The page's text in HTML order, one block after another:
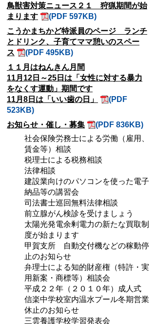
鳥獣害対策ニュース２１ 狩猟期間が始
まります
(PDF 597KB)
こうかまちかど特派員のページ ランチ
とドリンク、子育てママ憩いのスペー
ス
(PDF 495KB)
１１月はねんきん月間
11月12日～25日は「女性に対する暴力
をなくす運動」期間です
11月8日は「いい歯の日」
(PDF
523KB)
お知らせ・催し・募集
(PDF 836KB)
社会保険労務士による労働（雇用、
賃金等）相談
税理士による税務相談
法律相談
建設業向けのパソコンを使った電子
納品等の講習会
司法書士巡回無料法律相談
前立腺がん検診を受けましょう
太陽光発電余剰電力の新たな買取制
度が始まります
甲賀支所 自動交付機などの稼動停
止のお知らせ
弁理士による知的財産権（特許・実
用新案・商標等）相談会
平成２２年（２０１０年）成人式
信楽中学校室内温水プール冬期営業
休止のお知らせ
三雲養護学校学習発表会